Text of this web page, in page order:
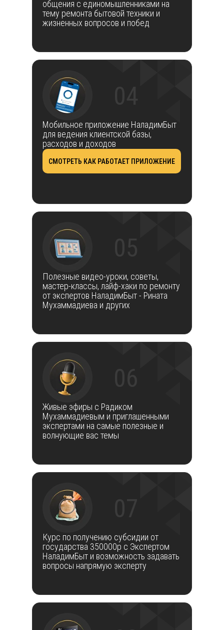
Мобильное приложение НаладимБыт
для ведения клиентской базы,
расходов и доходов
СМОТРЕТЬ КАК РАБОТАЕТ ПРИЛОЖЕНИЕ
Полезные видео-уроки, советы,
мастер-классы, лайф-хаки по ремонту
от экспертов НаладимБыт - Рината
Мухаммадиева и других
Живые эфиры с Радиком
Мухаммадиевым и приглашенными
экспертами на самые полезные и
волнующие вас темы
Курс по получению субсидии от
государства 350000р с Экспертом
НаладимБыт и возможность задавать
вопросы напрямую эксперту
общения с единомышленниками на
тему ремонта бытовой техники и
жизненных вопросов и побед